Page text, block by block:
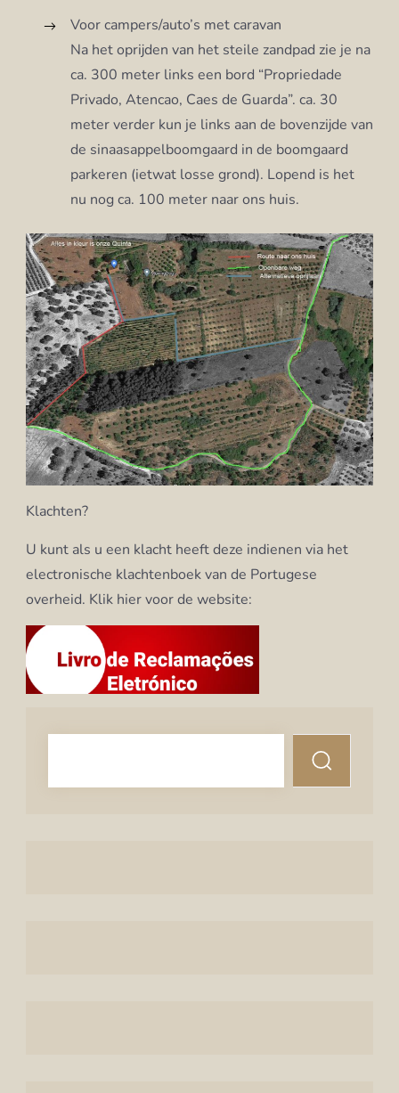
Voor campers/auto’s met caravan
Na het oprijden van het steile zandpad zie je na
ca. 300 meter links een bord “Propriedade
Privado, Atencao, Caes de Guarda”. ca. 30
meter verder kun je links aan de bovenzijde van
de sinaasappelboomgaard in de boomgaard
parkeren (ietwat losse grond). Lopend is het
nu nog ca. 100 meter naar ons huis.
Klachten?
U kunt als u een klacht heeft deze indienen via het
electronische klachtenboek van de Portugese
overheid. Klik hier voor de website: